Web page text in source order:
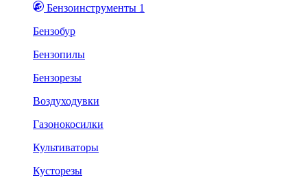
Бензоинструменты 1
Бензобур
Бензопилы
Бензорезы
Воздуходувки
Газонокосилки
Культиваторы
Кусторезы